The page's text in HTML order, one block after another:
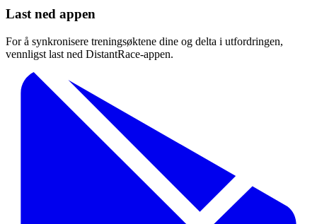
Last ned appen
For å synkronisere treningsøktene dine og delta i utfordringen,
vennligst last ned DistantRace-appen.